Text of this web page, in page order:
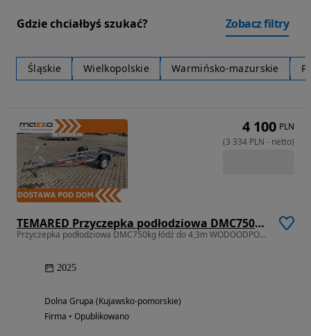
Gdzie chciałbyś szukać? Zobacz filtry
Śląskie Wielkopolskie Warmińsko-mazurskie
TEMARED Przyczepka podłodziowa DMC750kg łódź do 4,3m WODOODPORNE ŁOŻYSKA MOCNA
Przyczepka podłodziowa DMC750kg łódź do 4,3m WODOODPORNE ŁOŻYSKA MOCNA
2025
Dolna Grupa (Kujawsko-pomorskie)
Firma • Opublikowano
4 100 PLN
(3 334 PLN - netto)